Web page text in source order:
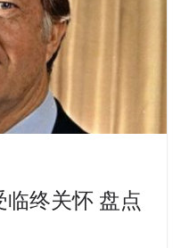
终关怀 盘点